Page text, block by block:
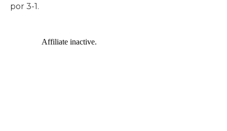
por 3-1.